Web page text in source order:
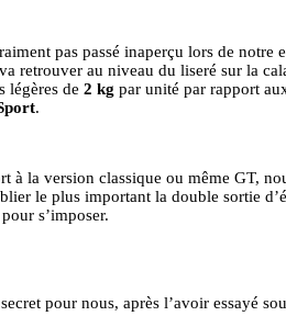
pas passé inaperçu lors de notre
retrouver au niveau du liseré sur la
légères de 2 kg par unité par rapport
.
à la version classique ou même GT,
le plus important la double sortie
s’imposer.
pour nous, après l’avoir essayé